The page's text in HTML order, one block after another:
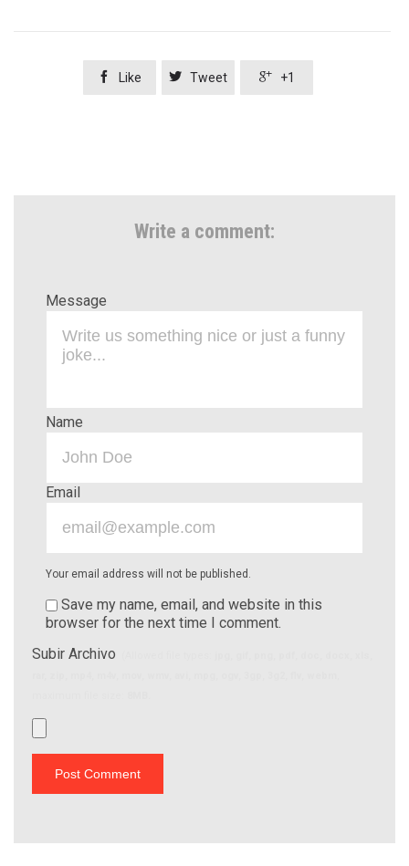
 Like  Tweet  +1
Write a comment:
Message
Name
Email
Your email address will not be published.
Save my name, email, and website in this
browser for the next time I comment.
Subir Archivo